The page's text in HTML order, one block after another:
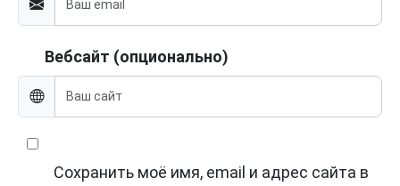
Вебсайт (опционально)
Сохранить моё имя, email и адрес сайта в